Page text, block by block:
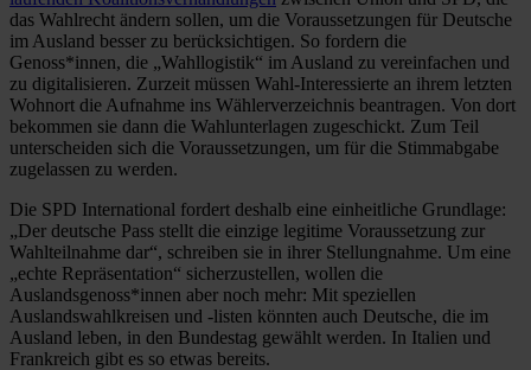
das Wahlrecht ändern sollen, um die Voraussetzungen für Deutsche
im Ausland besser zu berücksichtigen. So fordern die
Genoss*innen, die „Wahllogistik“ im Ausland zu vereinfachen und
zu digitalisieren. Zurzeit müssen Wahl-Interessierte an ihrem letzten
Wohnort die Aufnahme ins Wählerverzeichnis beantragen. Von dort
bekommen sie dann die Wahlunterlagen zugeschickt. Zum Teil
unterscheiden sich die Voraussetzungen, um für die Stimmabgabe
zugelassen zu werden.
Die SPD International fordert deshalb eine einheitliche Grundlage:
„Der deutsche Pass stellt die einzige legitime Voraussetzung zur
Wahlteilnahme dar“, schreiben sie in ihrer Stellungnahme. Um eine
„echte Repräsentation“ sicherzustellen, wollen die
Auslandsgenoss*innen aber noch mehr: Mit speziellen
Auslandswahlkreisen und -listen könnten auch Deutsche, die im
Ausland leben, in den Bundestag gewählt werden. In Italien und
Frankreich gibt es so etwas bereits.